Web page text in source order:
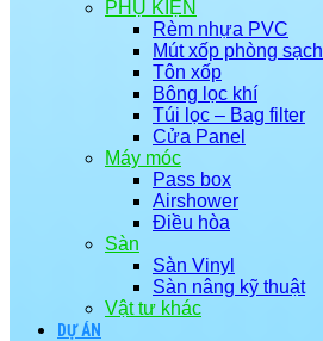
PHỤ KIỆN
Rèm nhựa PVC
Mút xốp phòng sạch
Tôn xốp
Bông lọc khí
Túi lọc – Bag filter
Cửa Panel
Máy móc
Pass box
Airshower
Điều hòa
Sàn
Sàn Vinyl
Sàn nâng kỹ thuật
Vật tư khác
DỰ ÁN